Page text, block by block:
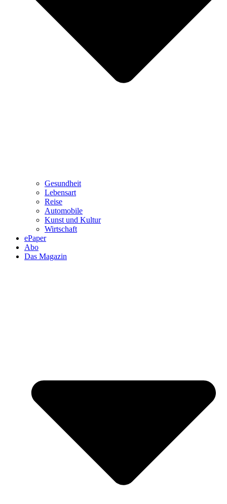
Gesundheit
Lebensart
Reise
Automobile
Kunst und Kultur
Wirtschaft
ePaper
Abo
Das Magazin